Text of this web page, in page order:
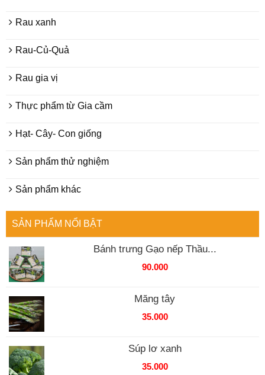
Rau xanh
Rau-Củ-Quả
Rau gia vị
Thực phẩm từ Gia cầm
Hạt- Cây- Con giống
Sản phẩm thử nghiệm
Sản phẩm khác
SẢN PHẨM NỔI BẬT
Bánh trưng Gạo nếp Thầu...
90.000
Măng tây
35.000
Súp lơ xanh
35.000